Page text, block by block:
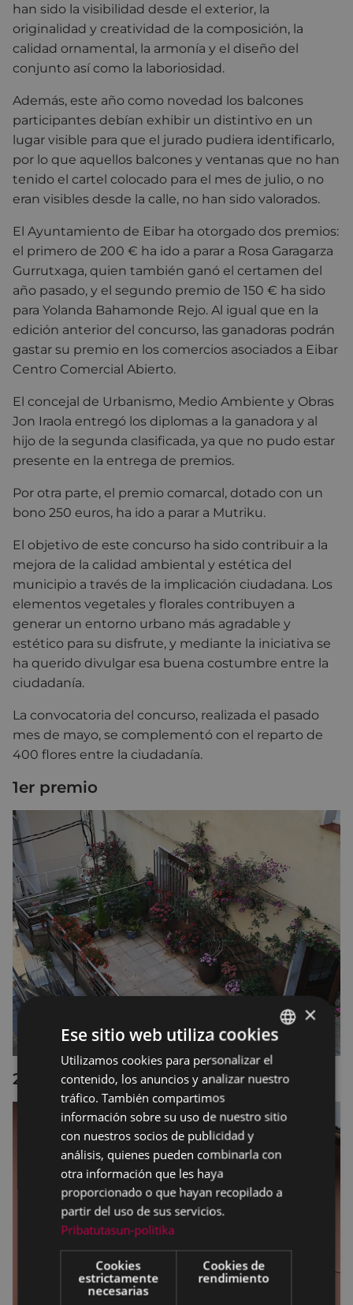
han sido la visibilidad desde el exterior, la
originalidad y creatividad de la composición, la
calidad ornamental, la armonía y el diseño del
conjunto así como la laboriosidad.
Además, este año como novedad los balcones
participantes debían exhibir un distintivo en un
lugar visible para que el jurado pudiera identificarlo,
por lo que aquellos balcones y ventanas que no han
tenido el cartel colocado para el mes de julio, o no
eran visibles desde la calle, no han sido valorados.
El Ayuntamiento de Eibar ha otorgado dos premios:
el primero de 200 € ha ido a parar a Rosa Garagarza
Gurrutxaga, quien también ganó el certamen del
año pasado, y el segundo premio de 150 € ha sido
para Yolanda Bahamonde Rejo. Al igual que en la
edición anterior del concurso, las ganadoras podrán
gastar su premio en los comercios asociados a Eibar
Centro Comercial Abierto.
El concejal de Urbanismo, Medio Ambiente y Obras
Jon Iraola entregó los diplomas a la ganadora y al
hijo de la segunda clasificada, ya que no pudo estar
presente en la entrega de premios.
Por otra parte, el premio comarcal, dotado con un
bono 250 euros, ha ido a parar a Mutriku.
El objetivo de este concurso ha sido contribuir a la
mejora de la calidad ambiental y estética del
municipio a través de la implicación ciudadana. Los
elementos vegetales y florales contribuyen a
generar un entorno urbano más agradable y
estético para su disfrute, y mediante la iniciativa se
ha querido divulgar esa buena costumbre entre la
ciudadanía.
La convocatoria del concurso, realizada el pasado
mes de mayo, se complementó con el reparto de
400 flores entre la ciudadanía.
1er premio
2º premio
BASQUE
SPANISH
×
Ese sitio web utiliza cookies
Utilizamos cookies para personalizar el
contenido, los anuncios y analizar nuestro
tráfico. También compartimos
información sobre su uso de nuestro sitio
con nuestros socios de publicidad y
análisis, quienes pueden combinarla con
otra información que les haya
proporcionado o que hayan recopilado a
partir del uso de sus servicios.
Pribatutasun-politika
Cookies
estrictamente
necesarias
Cookies de
rendimiento